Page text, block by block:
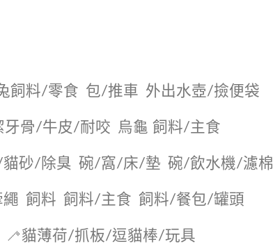
飼料/零食 包/推車 外出水壺/撿便袋
牙骨/牛皮/耐咬 烏龜 飼料/主食
砂/除臭 碗/窩/床/墊 碗/飲水機/濾棉
飼料 飼料/主食 飼料/餐包/罐頭
🦯貓薄荷/抓板/逗貓棒/玩具